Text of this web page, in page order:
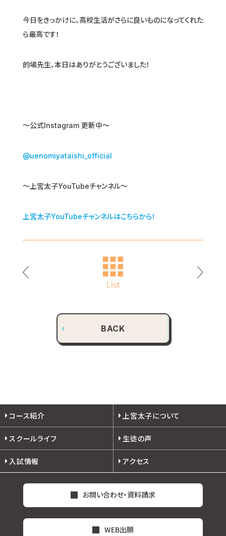
今日をきっかけに、高校生活がさらに良いものになってくれた
ら最高です！
的場先生、本日はありがとうございました！
〜公式Instagram 更新中〜
@uenomiyataishi_official
～上宮太子YouTubeチャンネル～
上宮太子YouTubeチャンネルはこちらから！
BACK
コース紹介 上宮太子について
スクールライフ 生徒の声
入試情報 アクセス
お問い合わせ・資料請求
WEB出願